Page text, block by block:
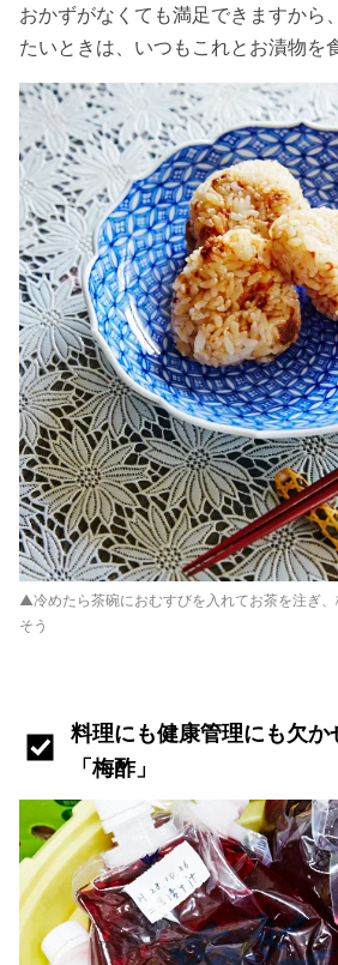
おかずがなくても満足できますから
たいときは、いつもこれとお漬物を
▲冷めたら茶碗におむすびを入れてお茶を注ぎ
そう
料理にも健康管理にも欠か
「梅酢」